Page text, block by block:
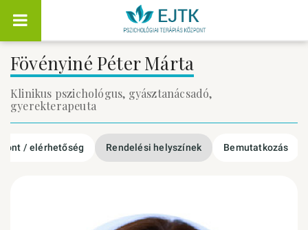
Fövényiné Péter Márta
Klinikus pszichológus, gyásztanácsadó,
gyerekterapeuta
/ elérhetőség Rendelési helyszínek Bemutatkozás